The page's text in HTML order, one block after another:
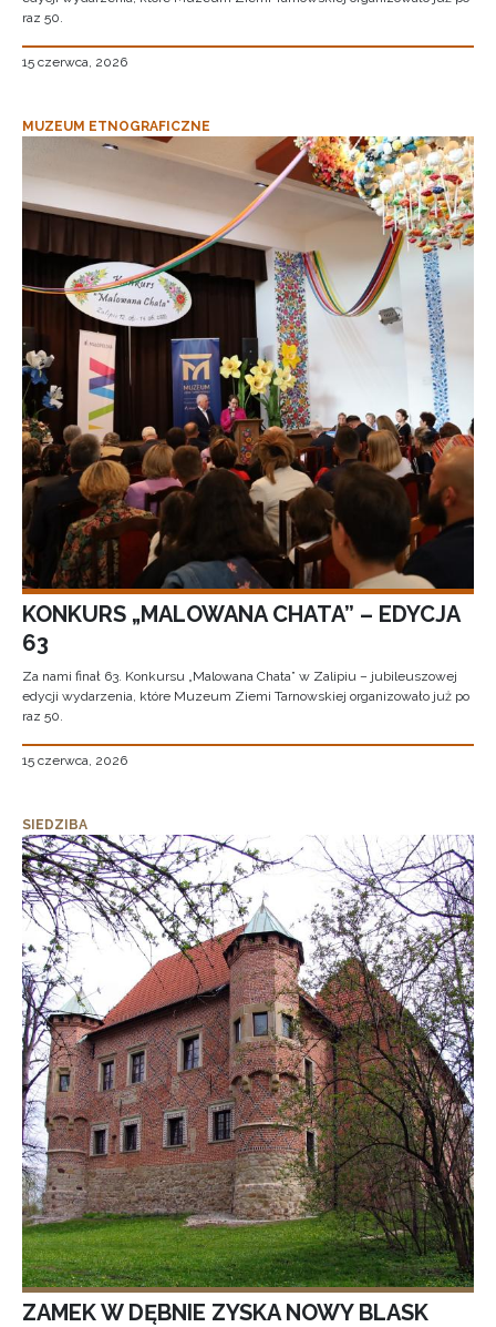
raz 50.
15 czerwca, 2026
MUZEUM ETNOGRAFICZNE
KONKURS „MALOWANA CHATA” – EDYCJA
63
Za nami finał 63. Konkursu „Malowana Chata” w Zalipiu – jubileuszowej
edycji wydarzenia, które Muzeum Ziemi Tarnowskiej organizowało już po
raz 50.
15 czerwca, 2026
SIEDZIBA
ZAMEK W DĘBNIE ZYSKA NOWY BLASK